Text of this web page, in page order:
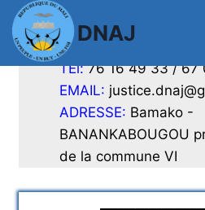
Aller
au
contenu
DNAJ
TEl: 76 16 49 33 / 67
EMAIL:
ADRESSE: Bamako -
BANANKABOUGOU
de la commune VI